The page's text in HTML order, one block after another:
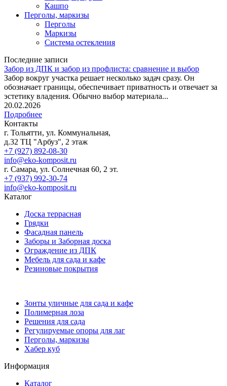
Кашпо
Перголы, маркизы
Перголы
Маркизы
Система остекления
Последние записи
Забор из ДПК и забор из профлиста: сравнение и выбор
Забор вокруг участка решает несколько задач сразу. Он
обозначает границы, обеспечивает приватность и отвечает за
эстетику владения. Обычно выбор материала...
20.02.2026
Подробнее
Контакты
г. Тольятти, ул. Коммунальная,
д.32 ТЦ "Арбуз", 2 этаж
+7 (927) 892-08-30
info@eko-komposit.ru
г. Самара, ул. Солнечная 60, 2 эт.
+7 (937) 992-30-74
info@eko-komposit.ru
Каталог
Доска террасная
Грядки
Фасадная панель
Заборы и Заборная доска
Ограждение из ДПК
Мебель для сада и кафе
Резиновые покрытия
Зонты уличные для сада и кафе
Полимерная лоза
Решения для сада
Регулируемые опоры для лаг
Перголы, маркизы
Хабер куб
Информация
Каталог